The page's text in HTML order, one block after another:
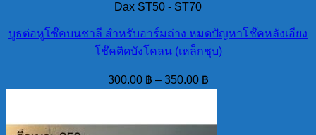
Dax ST50 - ST70
บูธต่อหูโช๊คบนชาลี สำหรับอาร์มถ่าง หมดปัญหาโช๊คหลังเอียง
โช๊คติดบังโคลน (เหล็กชุบ)
300.00 ฿ – 350.00 ฿